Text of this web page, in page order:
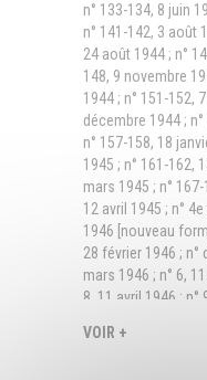
n° 133-134, 8 juin
n° 141-142, 3 août
24 août 1944 ; n°
148, 9 novembre
1944 ; n° 151-152,
décembre 1944 ;
n° 157-158, 18
1945 ; n° 161-162,
mars 1945 ; n°
12 avril 1945 ; n°
1946 [nouveau
28 février 1946 ; n°
mars 1946 ; n° 6,
8, 11 avril 1946 ; n°
1946 ; n° 14, 27 juin
VOIR +